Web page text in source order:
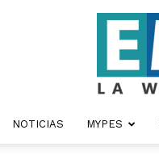
NOTICIAS MYPES